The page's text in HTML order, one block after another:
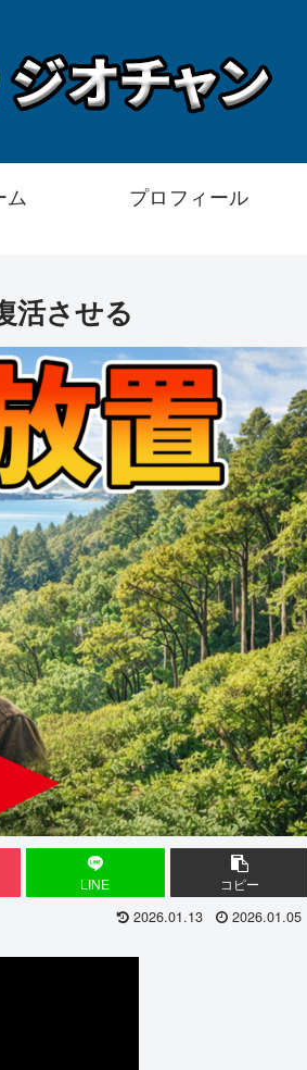
ム プロフィール
活させる
LINE コピー
2026.01.13 2026.01.05